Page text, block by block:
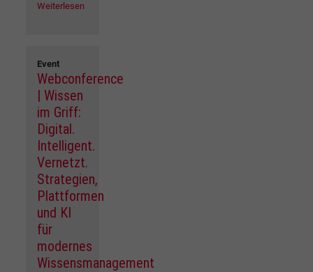
Weiterlesen
Event
Webconference
| Wissen
im Griff:
Digital.
Intelligent.
Vernetzt.
Strategien,
Plattformen
und KI
für
modernes
Wissensmanagement